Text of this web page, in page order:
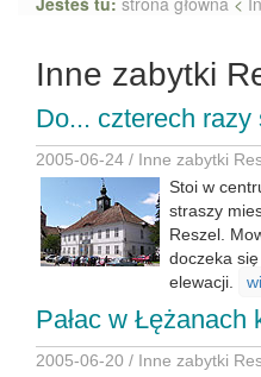
Inne zabytki
Do... czterech razy
2005-06-24 / Inne zabytki
Stoi w
straszy
Reszel.
doczeka
elewacji.
Pałac w Łężanach
2005-06-20 / Inne zabytki